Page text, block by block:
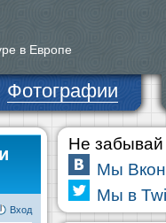
в Европе
Фотографии
Вход
Не забывай
Мы
Мы в